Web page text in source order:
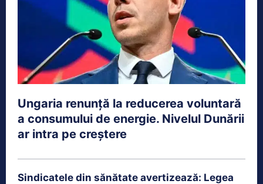
Ungaria renunță la reducerea voluntară
a consumului de energie. Nivelul Dunării
ar intra pe creștere
Sindicatele din sănătate avertizează: Legea